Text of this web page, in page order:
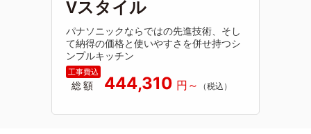
Vスタイル
パナソニックならではの先進技術、そし
て納得の価格と使いやすさを併せ持つシ
ンプルキッチン
総額 444,310